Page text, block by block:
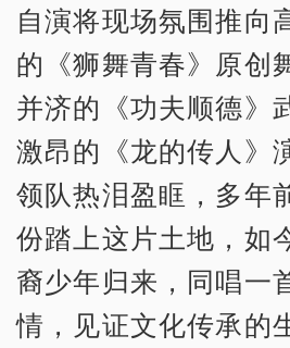
自演将现场氛围推向
的《狮舞青春》原创
并济的《功夫顺德》
激昂的《龙的传人》
领队热泪盈眶，多年
份踏上这片土地，如
裔少年归来，同唱一
情，见证文化传承的